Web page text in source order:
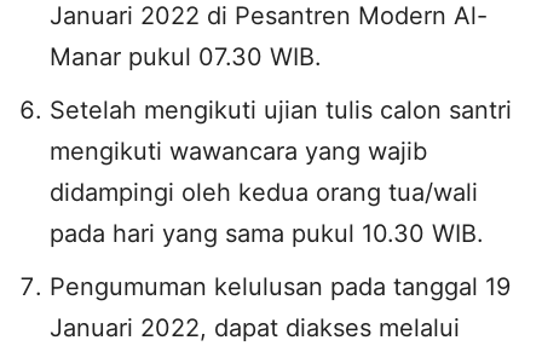
Januari 2022 di Pesantren Modern Al-
Manar pukul 07.30 WIB.
Setelah mengikuti ujian tulis calon santri
mengikuti wawancara yang wajib
didampingi oleh kedua orang tua/wali
pada hari yang sama pukul 10.30 WIB.
Pengumuman kelulusan pada tanggal 19
Januari 2022, dapat diakses melalui